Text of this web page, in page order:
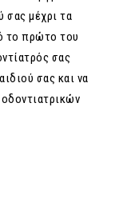
σας μέχρι τα
το πρώτο του
σας
σας και να